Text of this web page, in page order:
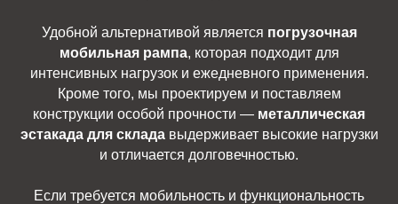
Удобной альтернативой является погрузочная
мобильная рампа, которая подходит для
интенсивных нагрузок и ежедневного применения.
Кроме того, мы проектируем и поставляем
конструкции особой прочности — металлическая
эстакада для складавыдерживает высокие нагрузки
и отличается долговечностью.
Если требуется мобильность и функциональность